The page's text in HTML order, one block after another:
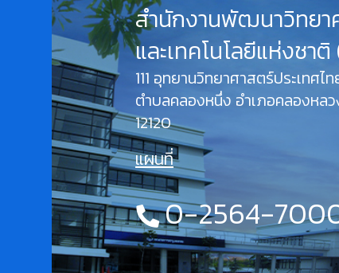
สำนักงานพัฒนาวิทยา
และเทคโนโลยีแห่งชา
111 อุทยานวิทยาศาสตร์ประเทศ
ตำบลคลองหนึ่ง อำเภอคลองหล
12120
แผนที่
0-2564-